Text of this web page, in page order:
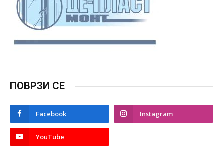
ПОВРЗИ СЕ
Facebook Instagram
YouTube